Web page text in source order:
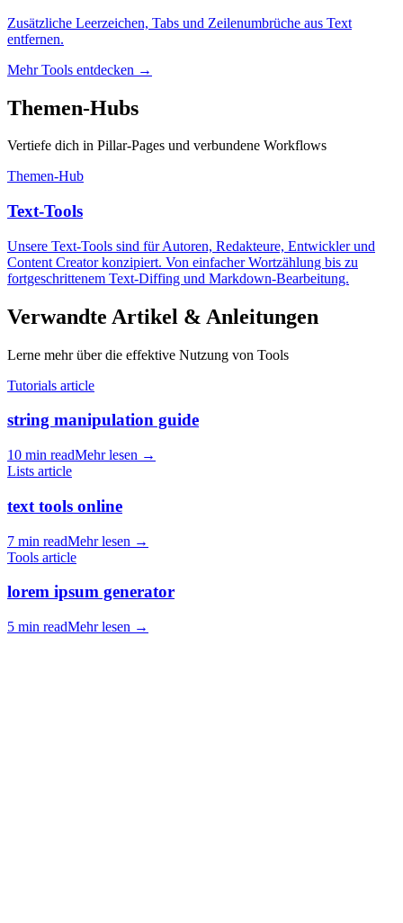
Zusätzliche Leerzeichen, Tabs und Zeilenumbrüche aus Text
entfernen.
Mehr Tools entdecken →
Themen-Hubs
Vertiefe dich in Pillar-Pages und verbundene Workflows
Themen-Hub
Text-Tools
Unsere Text-Tools sind für Autoren, Redakteure, Entwickler und
Content Creator konzipiert. Von einfacher Wortzählung bis zu
fortgeschrittenem Text-Diffing und Markdown-Bearbeitung.
Verwandte Artikel & Anleitungen
Lerne mehr über die effektive Nutzung von Tools
Tutorials article
string manipulation guide
10 min readMehr lesen →
Lists article
text tools online
7 min readMehr lesen →
Tools article
lorem ipsum generator
5 min readMehr lesen →